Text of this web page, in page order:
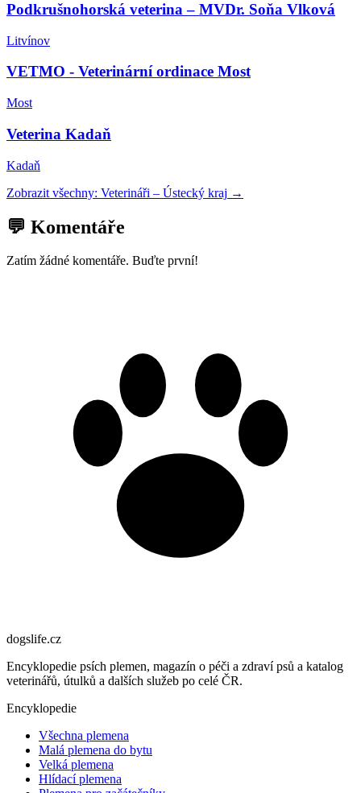
Podkrušnohorská veterina – MVDr. Soňa Vlková
Litvínov
VETMO - Veterinární ordinace Most
Most
Veterina Kadaň
Kadaň
Zobrazit všechny: Veterináři – Ústecký kraj →
💬 Komentáře
Zatím žádné komentáře. Buďte první!
dogslife.cz
Encyklopedie psích plemen, magazín o péči a zdraví psů a katalog
veterinářů, útulků a dalších služeb po celé ČR.
Encyklopedie
Všechna plemena
Malá plemena do bytu
Velká plemena
Hlídací plemena